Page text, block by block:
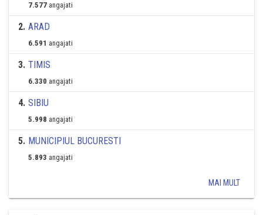
7.577 angajati
2. ARAD
6.591 angajati
3. TIMIS
6.330 angajati
4. SIBIU
5.998 angajati
5. MUNICIPIUL BUCURESTI
5.893 angajati
MAI MULT